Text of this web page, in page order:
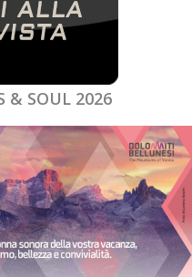
& SOUL 2026